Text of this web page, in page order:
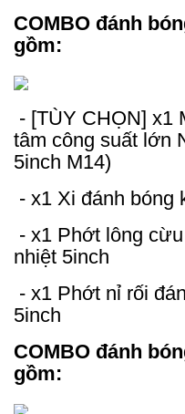
COMBO đánh
gồm:
- [TÙY CHỌN] x1
tâm công suất lớn
5inch M14)
- x1 Xi đánh bóng
- x1 Phớt lông
nhiệt 5inch
- x1 Phớt nỉ rối
5inch
COMBO đánh
gồm: